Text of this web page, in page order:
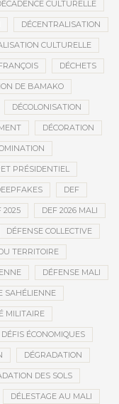
CULTURELLE
DÉCENTRALISATION
CULTURELLE
DÉCHETS
DE BAMAKO
DÉCOLONISATION
DÉCORATION
PRÉSIDENTIEL
DEF
2025 DEF 2026 MALI
DÉFENSE COLLECTIVE
TERRITOIRE
DÉFENSE MALI
SAHÉLIENNE
MILITAIRE
DÉFIS ÉCONOMIQUES
DÉGRADATION
DES SOLS
DÉLESTAGE AU MALI